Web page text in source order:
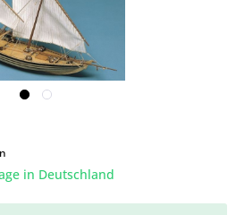
in Deutschland